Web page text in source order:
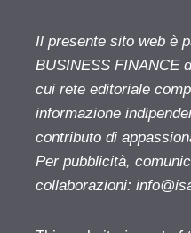
Il presente sito web è
BUSINESS FINANCE
cui rete editoriale
informazione
contributo di
Per pubblicità,
collaborazioni: